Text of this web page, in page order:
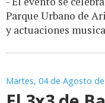
Parque Urbano de
y actuaciones
Martes, 04 de Agosto